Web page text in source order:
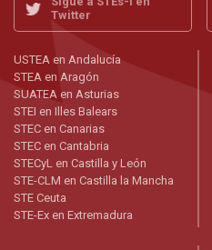
Twitter
USTEA en Andalucía
STEA en Aragón
SUATEA en Asturias
STEI en Illes Balears
STEC en Canarias
STEC en Cantabria
STECyL en Castilla y León
STE-CLM en Castilla la Mancha
STE Ceuta
STE-Ex en Extremadura